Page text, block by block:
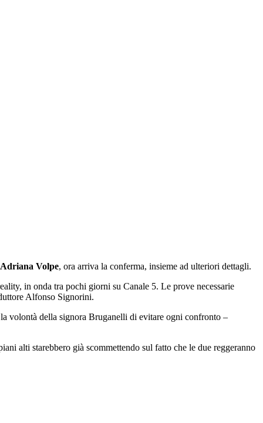
Adriana Volpe, ora arriva la conferma, insieme ad ulteriori dettagli.
in onda tra pochi giorni su Canale 5. Le prove necessarie
Alfonso Signorini.
volontà della signora Bruganelli di evitare ogni confronto –
alti starebbero già scommettendo sul fatto che le due reggeranno